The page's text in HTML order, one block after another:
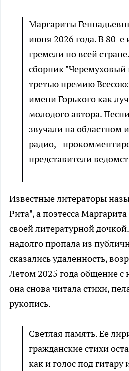
Маргариты
июня 2026 года. В 80-е
гремели по всей
сборник "Черемуховый
третью премию
имени Горького как
молодого автора.
звучали на областном
радио, -
представители
Известные литераторы
Рита", а поэтесса
своей литературной
надолго пропала из
сказались удаленность,
Летом 2025 года общение с
она снова читала стихи,
рукопись.
Светлая память. Ее
гражданские стихи
как и голос под гитару